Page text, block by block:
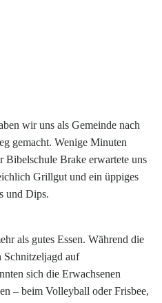
wir uns als Gemeinde nach
gemacht. Wenige Minuten
Bibelschule Brake erwartete uns
Grillgut und ein üppiges
und Dips.
als gutes Essen. Während die
Schnitzeljagd auf
sich die Erwachsenen
– beim Volleyball oder Frisbee,